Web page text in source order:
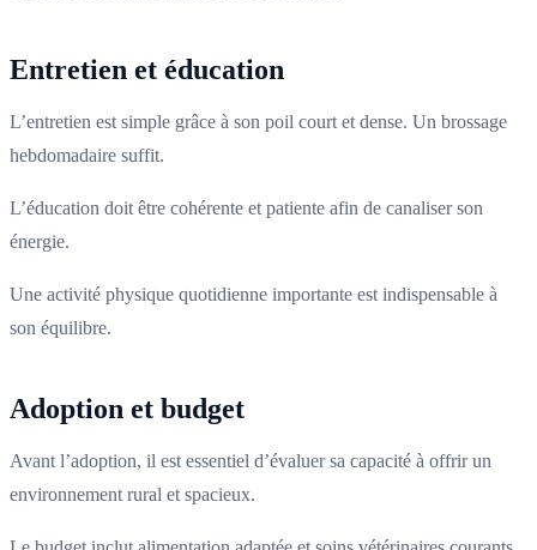
Entretien et éducation
L’entretien est simple grâce à son poil court et dense. Un brossage
hebdomadaire suffit.
L’éducation doit être cohérente et patiente afin de canaliser son
énergie.
Une activité physique quotidienne importante est indispensable à
son équilibre.
Adoption et budget
Avant l’adoption, il est essentiel d’évaluer sa capacité à offrir un
environnement rural et spacieux.